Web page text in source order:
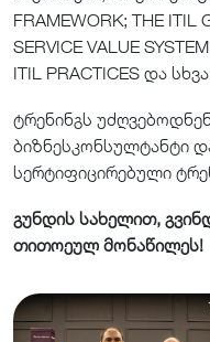
FRAMEWORK; THE ITIL
SERVICE VALUE
ITIL PRACTICES და
ტრენინგს
ბიზნესკონსულტანტი
სერტიფიცირებული
გუნდის სახელით,
თითოეულ მონაწილეს!